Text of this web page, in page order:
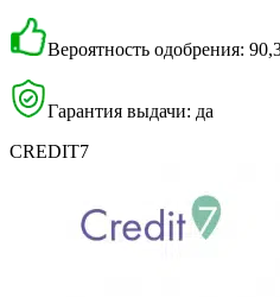
Вероятность одобрения:
Гарантия выдачи: да
CREDIT7